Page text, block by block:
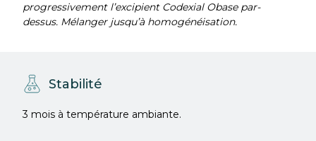
progressivement l’excipient Codexial Obase par-
dessus. Mélanger jusqu’à homogénéisation.
Stabilité
3 mois à température ambiante.